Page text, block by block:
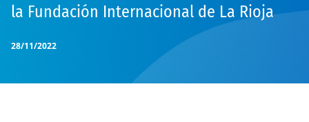
28/11/2022
la Fundación Internacional de La Rioja